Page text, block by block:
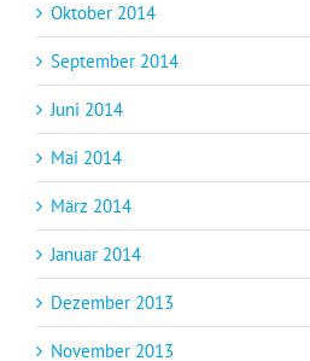
Oktober 2014
September 2014
Juni 2014
Mai 2014
März 2014
Januar 2014
Dezember 2013
November 2013